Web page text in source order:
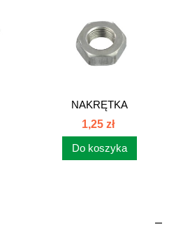
NAKRĘTKA
REGULACJI...
1,25 zł
Do koszyka